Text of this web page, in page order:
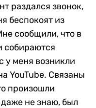
раздался звонок,
беспокоят из
сообщили, что в
собираются
у меня возникли
YouTube. Связаны
произошли
не знаю, был